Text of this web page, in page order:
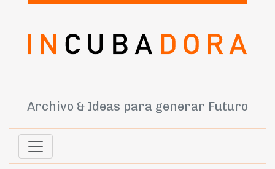
Archivo & Ideas para generar Futuro